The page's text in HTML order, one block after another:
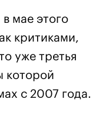
мае этого
критиками,
уже третья
которой
с 2007 года.